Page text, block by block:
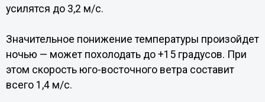
усилятся до 3,2 м/с.
Значительное понижение температуры произойдет
ночью — может похолодать до +15 градусов. При
этом скорость юго-восточного ветра составит
всего 1,4 м/с.